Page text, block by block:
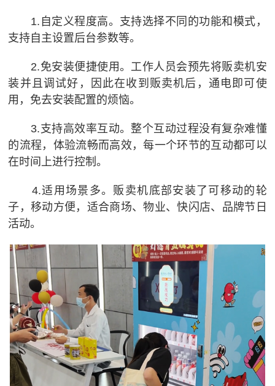
1.自定义程度高。支持选择不同的功能和模式，
支持自主设置后台参数等。
2.免安装便捷使用。工作人员会预先将贩卖机安
装并且调试好，因此在收到贩卖机后，通电即可使
用，免去安装配置的烦恼。
3.支持高效率互动。整个互动过程没有复杂难懂
的流程，体验流畅而高效，每一个环节的互动都可以
在时间上进行控制。
4.适用场景多。贩卖机底部安装了可移动的轮
子，移动方便，适合商场、物业、快闪店、品牌节日
活动。